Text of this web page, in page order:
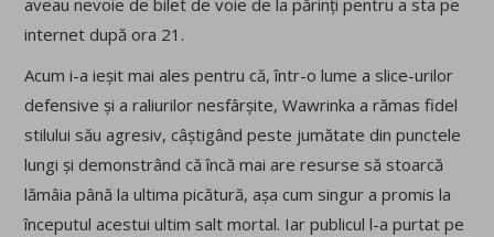
aveau nevoie de bilet de voie de la părinți pentru a sta pe
internet după ora 21.
Acum i-a ieșit mai ales pentru că, într-o lume a slice-urilor
defensive și a raliurilor nesfârșite, Wawrinka a rămas fidel
stilului său agresiv, câștigând peste jumătate din punctele
lungi și demonstrând că încă mai are resurse să stoarcă
lămâia până la ultima picătură, așa cum singur a promis la
începutul acestui ultim salt mortal. Iar publicul l-a purtat pe